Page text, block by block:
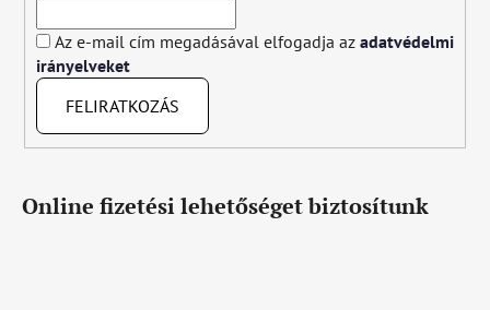
Az e-mail cím megadásával elfogadja az adatvédelmi
irányelveket
FELIRATKOZÁS
Online fizetési lehetőséget biztosítunk